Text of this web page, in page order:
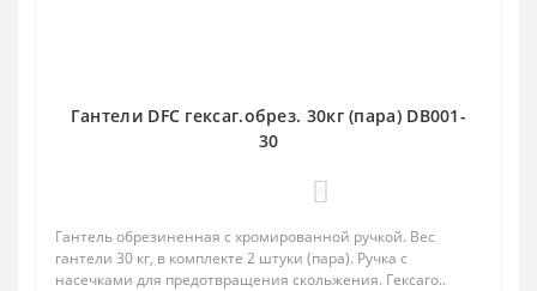
Гантели DFC гексаг.обрез. 30кг (пара) DB001-
30
Гантель обрезиненная с хромированной ручкой. Вес
гантели 30 кг, в комплекте 2 штуки (пара). Ручка с
насечками для предотвращения скольжения. Гексаго..